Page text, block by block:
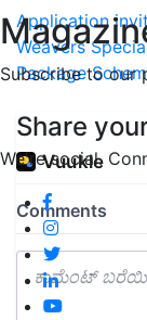
Subscribe to our
We're social.
Application
Weavers
Package
Share